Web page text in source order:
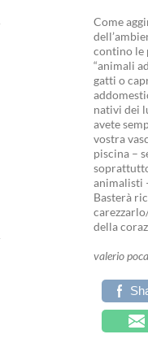
Come
contino le
“animali
gatti o
nativi dei
avete
vostra
piscina –
animalisti
Basterà
della
valerio